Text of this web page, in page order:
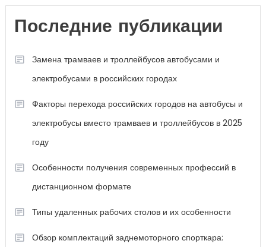
Последние публикации
Замена трамваев и троллейбусов автобусами и
электробусами в российских городах
Факторы перехода российских городов на автобусы и
электробусы вместо трамваев и троллейбусов в 2025
году
Особенности получения современных профессий в
дистанционном формате
Типы удаленных рабочих столов и их особенности
Обзор комплектаций заднемоторного спорткара: